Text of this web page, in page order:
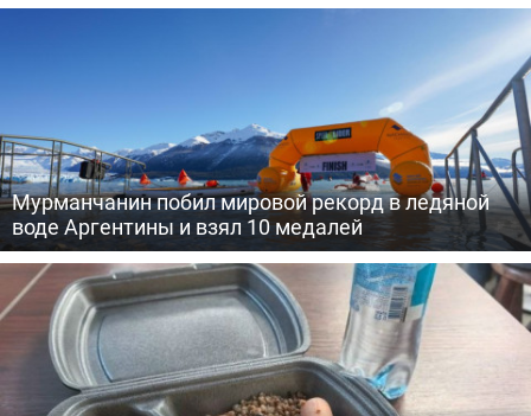
Мурманчанин побил мировой рекорд в ледяной
воде Аргентины и взял 10 медалей